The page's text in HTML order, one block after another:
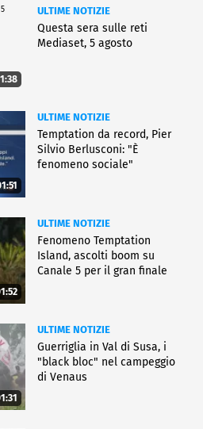
ULTIME NOTIZIE
Questa sera sulle reti
Mediaset, 5 agosto
ULTIME NOTIZIE
Temptation da record, Pier
Silvio Berlusconi: "È
fenomeno sociale"
ULTIME NOTIZIE
Fenomeno Temptation
Island, ascolti boom su
Canale 5 per il gran finale
ULTIME NOTIZIE
Guerriglia in Val di Susa, i
"black bloc" nel campeggio
di Venaus